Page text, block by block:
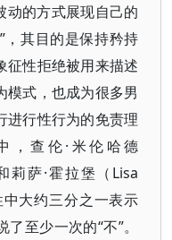
动的方式展现自己的
，其目的是保持矜持
征性拒绝被用来描述
模式，也成为很多男
进行性行为的免责理
，查伦·米伦哈德
莉萨·霍拉堡（Lisa
大约三分之一表示
至少一次的“不”。